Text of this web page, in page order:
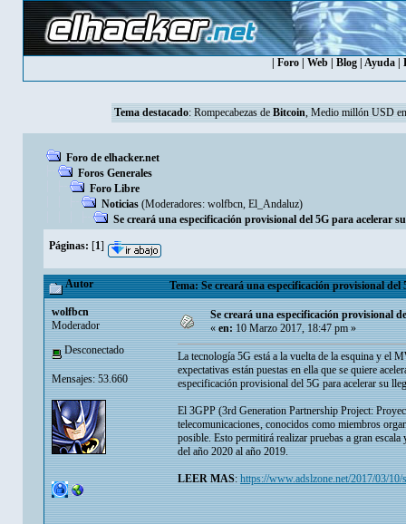
Foro| Web| Blog| Ayuda|
Tema destacado: Rompecabezas de Bitcoin, Medio millón USD
Foro de elhacker.net
Foros Generales
Foro Libre
Noticias (Moderadores: wolfbcn, El_Andaluz)
Se creará una especificación provisional del 5G para acelerar
Páginas: [1]
Autor Tema: Se creará una especificación provisional
wolfbcn
Moderador
Desconectado
Mensajes: 53.660
Se creará una especificación provisional
«en:10 Marzo 2017, 18:47 pm »
La tecnología 5G está a la vuelta de la esquina y el
expectativas están puestas en ella que se quiere
especificación provisional del 5G para acelerar su
El 3GPP (3rd Generation Partnership Project:
telecomunicaciones, conocidos como miembros
posible. Esto permitirá realizar pruebas a gran
del año 2020 al año 2019.
LEER MAS:https://www.adslzone.net/2017/03/